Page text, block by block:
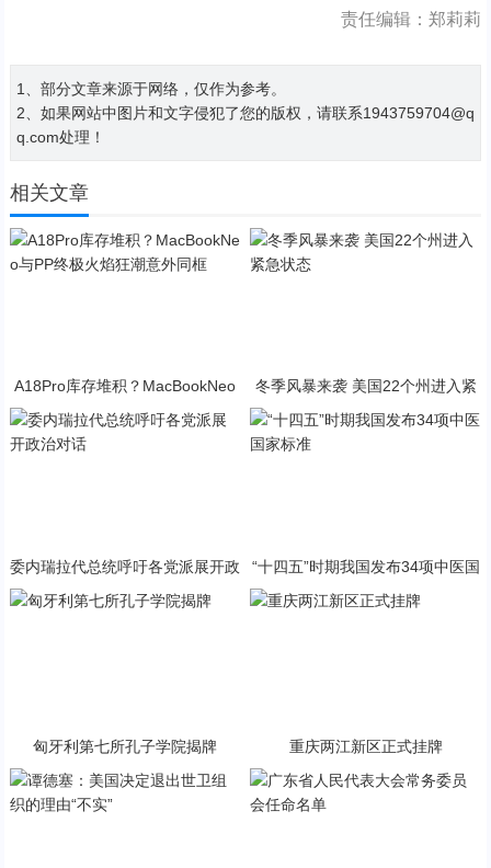
责任编辑：郑莉莉
1、部分文章来源于网络，仅作为参考。
2、如果网站中图片和文字侵犯了您的版权，请联系1943759704@q
q.com处理！
相关文章
A18Pro库存堆积？MacBookNeo
与PP终极火焰狂潮意外同框
冬季风暴来袭 美国22个州进入紧
急状态
委内瑞拉代总统呼吁各党派展开政
“十四五”时期我国发布34项中医国
匈牙利第七所孔子学院揭牌 重庆两江新区正式挂牌